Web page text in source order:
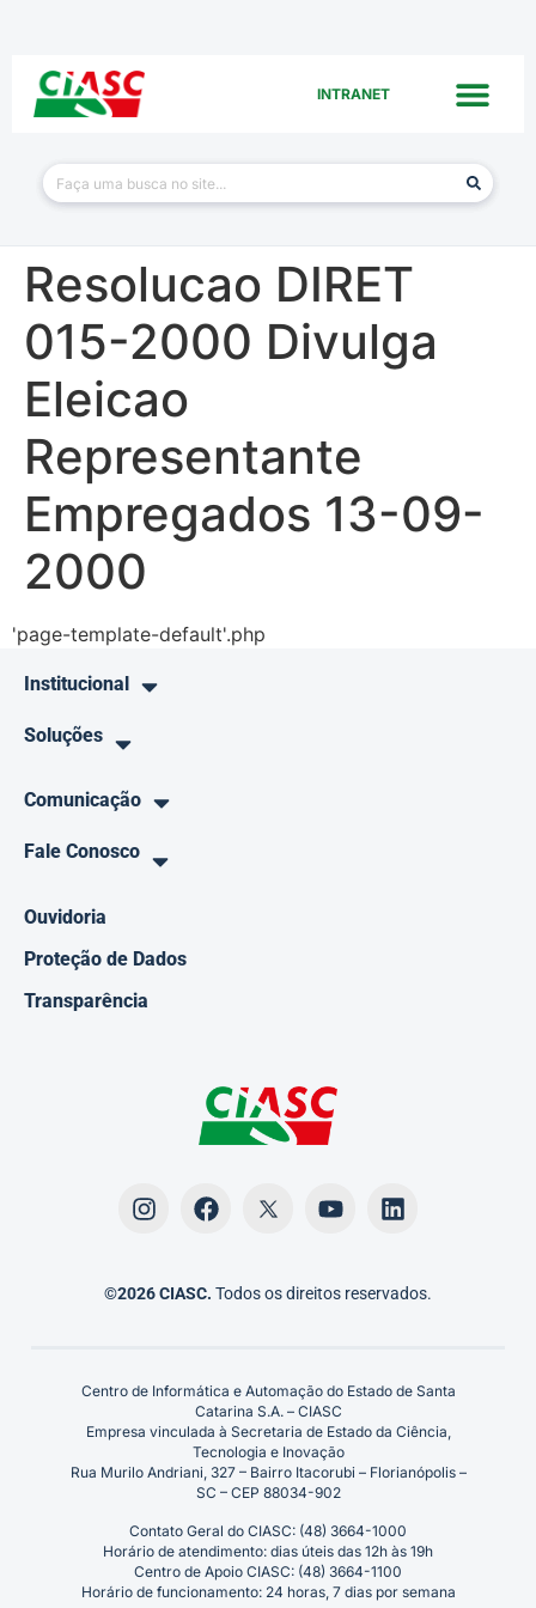
INTRANET
Resolucao DIRET
015-2000 Divulga
Eleicao
Representante
Empregados 13-09-
2000
'page-template-default'.php
Institucional
Soluções
Comunicação
Fale Conosco
Ouvidoria
Proteção de Dados
Transparência
©2026 CIASC. Todos os direitos reservados.
Centro de Informática e Automação do Estado de Santa
Catarina S.A. – CIASC
Empresa vinculada à Secretaria de Estado da Ciência,
Tecnologia e Inovação
Rua Murilo Andriani, 327 – Bairro Itacorubi – Florianópolis –
SC – CEP 88034-902
Contato Geral do CIASC: (48) 3664-1000
Horário de atendimento: dias úteis das 12h às 19h
Centro de Apoio CIASC: (48) 3664-1100
Horário de funcionamento: 24 horas, 7 dias por semana